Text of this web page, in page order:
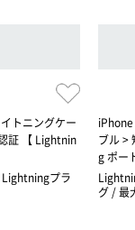
トニングケー
証 【 Lightnin
プラ
ブル >
g ポー
グ / 最